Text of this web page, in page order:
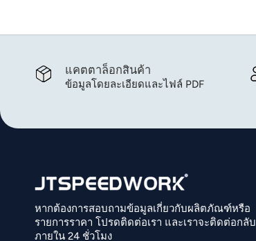
แคตตาล็อกสินค้า
ข้อมูลโดยละเอียดและไฟล์ PDF
หากต้องการสอบถามข้อมูลเกี่ยวกับผลิตภัณฑ์หรือ
รายการราคา โปรดติดต่อเรา และเราจะติดต่อกลับ
ภายใน 24 ชั่วโมง